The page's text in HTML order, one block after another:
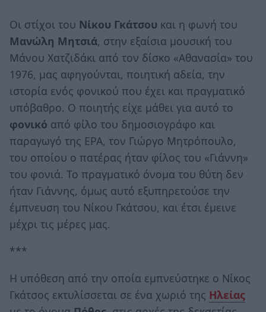
Οι στίχοι του Νίκου Γκάτσου και η φωνή του
Μανώλη Μητσιά, στην εξαίσια μουσική του
Μάνου Χατζιδάκι από τον δίσκο «Αθανασία» του
1976, μας αφηγούνται, ποιητική αδεία, την
ιστορία ενός φονικού που έχει και πραγματικό
υπόβαθρο. Ο ποιητής είχε μάθει για αυτό το
φονικό από φίλο του δημοσιογράφο και
παραγωγό της ΕΡΑ, τον Γιώργο Μητρόπουλο,
του οποίου ο πατέρας ήταν φίλος του «Γιάννη»
του φονιά. Το πραγματικό όνομα του θύτη δεν
ήταν Γιάννης, όμως αυτό εξυπηρετούσε την
έμπνευση του Νίκου Γκάτσου, και έτσι έμεινε
μέχρι τις μέρες μας.
***
Η υπόθεση από την οποία εμπνεύστηκε ο Νίκος
Γκάτσος εκτυλίσσεται σε ένα χωριό της Ηλείας